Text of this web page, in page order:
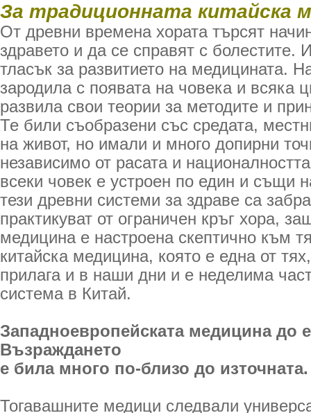
За традиционната китайска
От древни времена хората търсят
здравето и да се справят с болестите.
тласък за развитието на медицината.
зародила с появата на човека и всяка
развила свои теории за методите и
Те били съобразени със средата,
на живот, но имали и много допирни
независимо от расата и
всеки човек е устроен по един и същи
тези древни системи за здраве са
практикуват от ограничен кръг хора,
медицина е настроена скептично към
китайска медицина, която е една от
прилага и в наши дни и е неделима
система в Китай.
Западноевропейската медицина до
Възраждането
е била много по-близо до източната.
Тогавашните медици следвали